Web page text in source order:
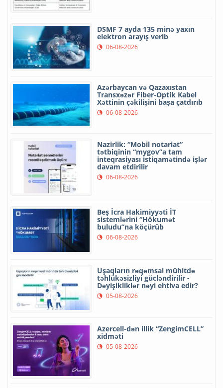
DSMF 7 ayda 135 minə yaxın
elektron arayış verib
06-08-2026
Azərbaycan və Qazaxıstan
Transxəzər Fiber-Optik Kabel
Xəttinin çəkilişini başa çatdırıb
06-08-2026
Nazirlik: “Mobil notariat”
tətbiqinin “mygov”a tam
inteqrasiyası istiqamətində işlər
davam etdirilir
06-08-2026
Beş İcra Hakimiyyəti İT
sistemlərini “Hökumət
buludu”na köçürüb
06-08-2026
Uşaqların rəqəmsal mühitdə
təhlükəsizliyi gücləndirilir -
Dəyişikliklər nəyi ehtiva edir?
05-08-2026
Azercell-dən illik “ZengimCELL”
xidməti
05-08-2026